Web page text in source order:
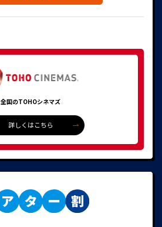
全国のTOHOシネマズ
詳しくはこちら